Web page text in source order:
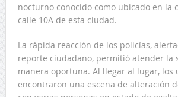
nocturno conocido como ubicado en la
calle 10A de esta ciudad.
La rápida reacción de los policías,
reporte ciudadano, permitió atender la
manera oportuna. Al llegar al lugar, los
encontraron una escena de alteración